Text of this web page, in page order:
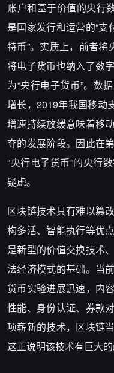
账户和基于价值的央行
是国家发行和运营的“支
特币”。实质上，前者将
将电子货币也纳入了数
为“央行电子货币”。数
增长，2019年我国移动
增速持续放缓意味着移
夺的发展阶段。因此在
“央行电子货币”的央行
疑虑。
区块链技术具有难以篡
构多活、智能执行等优
是新型的价值交换技术
法经济模式的基础。当
货币实验进展迅速，内
性能、身份认证、券款
项崭新的技术，区块链
这正说明该技术有巨大的